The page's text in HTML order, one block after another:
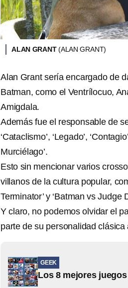
ALAN GRANT(ALAN GRANT)
Alan Grant sería encargado de
Batman, como el Ventrílocuo,
Amigdala.
Además fue el responsable de
‘Cataclismo’, ‘Legado’,
Murciélago’.
Esto sin mencionar varios
villanos de la cultura popular,
Terminator’ y ‘Batman vs Judge
Y claro, no podemos olvidar el
parte de su personalidad clásica
GEEK
Los 8 mejores